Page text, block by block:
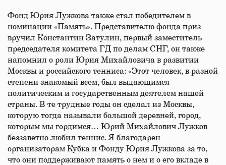
Фонд Юрия Лужкова также стал победителем в
номинации «Память». Представителю фонда приз
вручил Константин Затулин, первый заместитель
председателя комитета ГД по делам СНГ, он также
напомнил о роли Юрия Михайловича в развитии
Москвы и российского тенниса: «Этот человек, в разной
степени знакомый всем, был выдающимся
политическим и государственным деятелем нашей
страны. В те трудные годы он сделал из Москвы,
которую тогда называли большой деревней, город,
которым мы гордимся… Юрий Михайлович Лужков
беззаветно любил теннис. Я благодарен
организаторам Кубка и Фонду Юрия Лужкова за то,
что они поддерживают память о нем и о его вкладе в